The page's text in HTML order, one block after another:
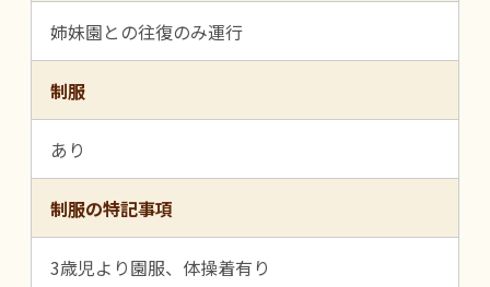
姉妹園との往復のみ運行
制服
あり
制服の特記事項
3歳児より園服、体操着有り